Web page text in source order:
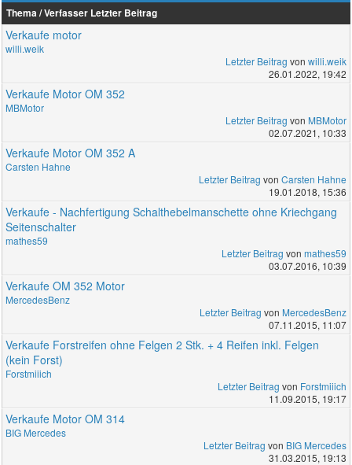
Thema / Verfasser Letzter Beitrag
Verkaufe motor
willi.weik
Letzter Beitrag von willi.weik
26.01.2022, 19:42
Verkaufe Motor OM 352
MBMotor
Letzter Beitrag von MBMotor
02.07.2021, 10:33
Verkaufe Motor OM 352 A
Carsten Hahne
Letzter Beitrag von Carsten Hahne
19.01.2018, 15:36
Verkaufe - Nachfertigung Schalthebelmanschette ohne Kriechgang
Seitenschalter
mathes59
Letzter Beitrag von mathes59
03.07.2016, 10:39
Verkaufe OM 352 Motor
MercedesBenz
Letzter Beitrag von MercedesBenz
07.11.2015, 11:07
Verkaufe Forstreifen ohne Felgen 2 Stk. + 4 Reifen inkl. Felgen
(kein Forst)
Forstmiiich
Letzter Beitrag von Forstmiiich
11.09.2015, 19:17
Verkaufe Motor OM 314
BIG Mercedes
Letzter Beitrag von BIG Mercedes
31.03.2015, 19:13